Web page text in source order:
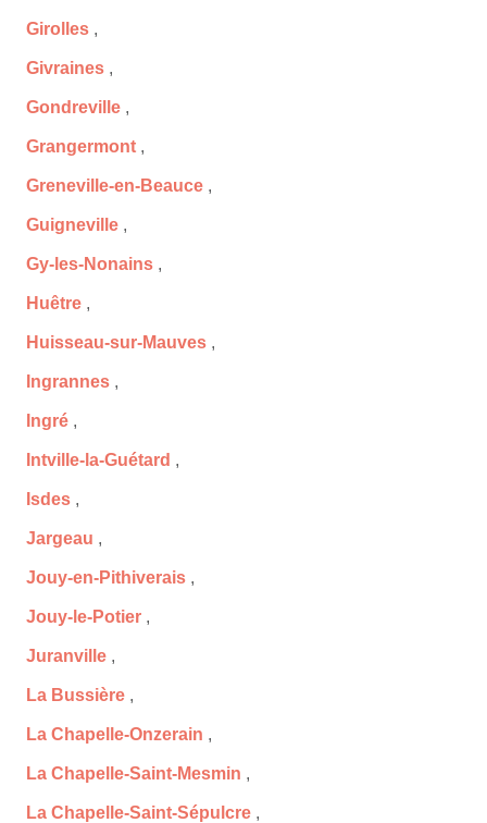
Girolles ,
Givraines ,
Gondreville ,
Grangermont ,
Greneville-en-Beauce ,
Guigneville ,
Gy-les-Nonains ,
Huêtre ,
Huisseau-sur-Mauves ,
Ingrannes ,
Ingré ,
Intville-la-Guétard ,
Isdes ,
Jargeau ,
Jouy-en-Pithiverais ,
Jouy-le-Potier ,
Juranville ,
La Bussière ,
La Chapelle-Onzerain ,
La Chapelle-Saint-Mesmin ,
La Chapelle-Saint-Sépulcre ,